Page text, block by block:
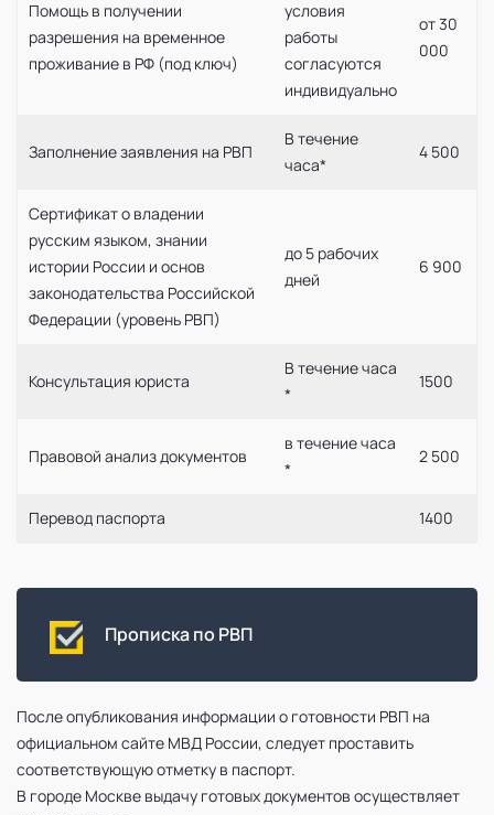
Помощь в получении
разрешения на временное
проживание в РФ (под ключ)
условия
работы
согласуются
индивидуально
от 30
000
Заполнение заявления на РВП
В течение
часа*
4 500
Сертификат о владении
русским языком, знании
истории России и основ
законодательства Российской
Федерации (уровень РВП)
до 5 рабочих
дней
6 900
Консультация юриста
В течение часа
*
1500
Правовой анализ документов
в течение часа
*
2 500
Перевод паспорта 1400
Прописка по РВП
После опубликования информации о готовности РВП на
официальном сайте МВД России, следует проставить
соответствующую отметку в паспорт.
В городе Москве выдачу готовых документов осуществляет